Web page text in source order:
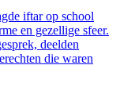
iftar op school
en gezellige sfeer.
deelden
die waren